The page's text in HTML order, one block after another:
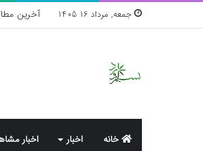
جمعه, مرداد 16 1405 آخرین
خانه اخبار اخبار